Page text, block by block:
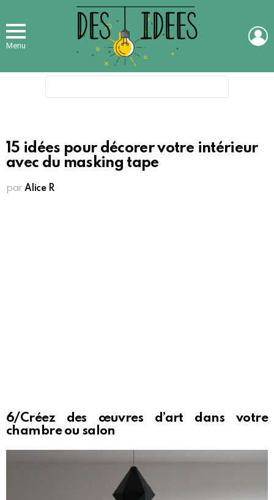
Menu
15 idées pour décorer votre intérieur
avec du masking tape
par Alice R
6/Créez des œuvres d’art dans votre
chambre ou salon